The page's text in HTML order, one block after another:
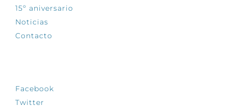
15º aniversario
Noticias
Contacto
Facebook
Twitter